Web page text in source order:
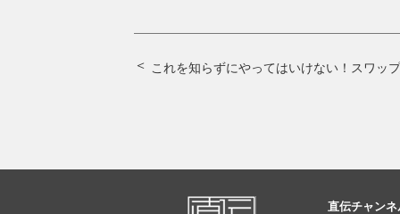
これを知らずにやってはいけない！ スワッ
直伝チャン